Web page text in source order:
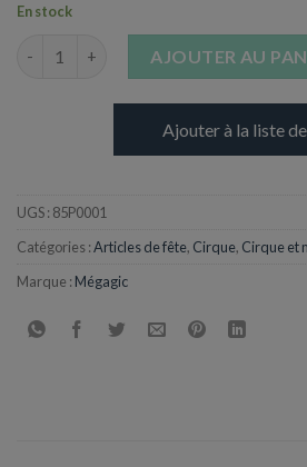
En stock
AJOUTER AU
Ajouter à la liste
UGS : 85P0001
Catégories :Articles de fête, Cirque, Cirque et
Marque : Mégagic